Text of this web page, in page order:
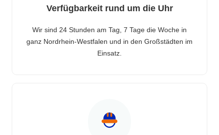
Verfügbarkeit rund um die Uhr
Wir sind 24 Stunden am Tag, 7 Tage die Woche in
ganz Nordrhein-Westfalen und in den Großstädten im
Einsatz.